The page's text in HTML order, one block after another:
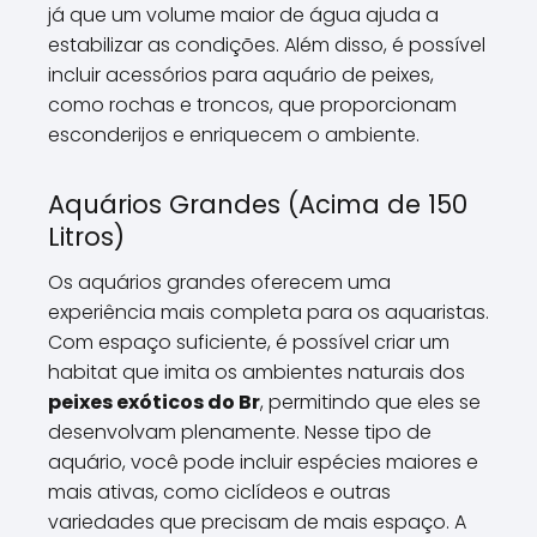
já que um volume maior de água ajuda a
estabilizar as condições. Além disso, é possível
incluir acessórios para aquário de peixes,
como rochas e troncos, que proporcionam
esconderijos e enriquecem o ambiente.
Aquários Grandes (Acima de 150
Litros)
Os aquários grandes oferecem uma
experiência mais completa para os aquaristas.
Com espaço suficiente, é possível criar um
habitat que imita os ambientes naturais dos
peixes exóticos do Br, permitindo que eles se
desenvolvam plenamente. Nesse tipo de
aquário, você pode incluir espécies maiores e
mais ativas, como ciclídeos e outras
variedades que precisam de mais espaço. A